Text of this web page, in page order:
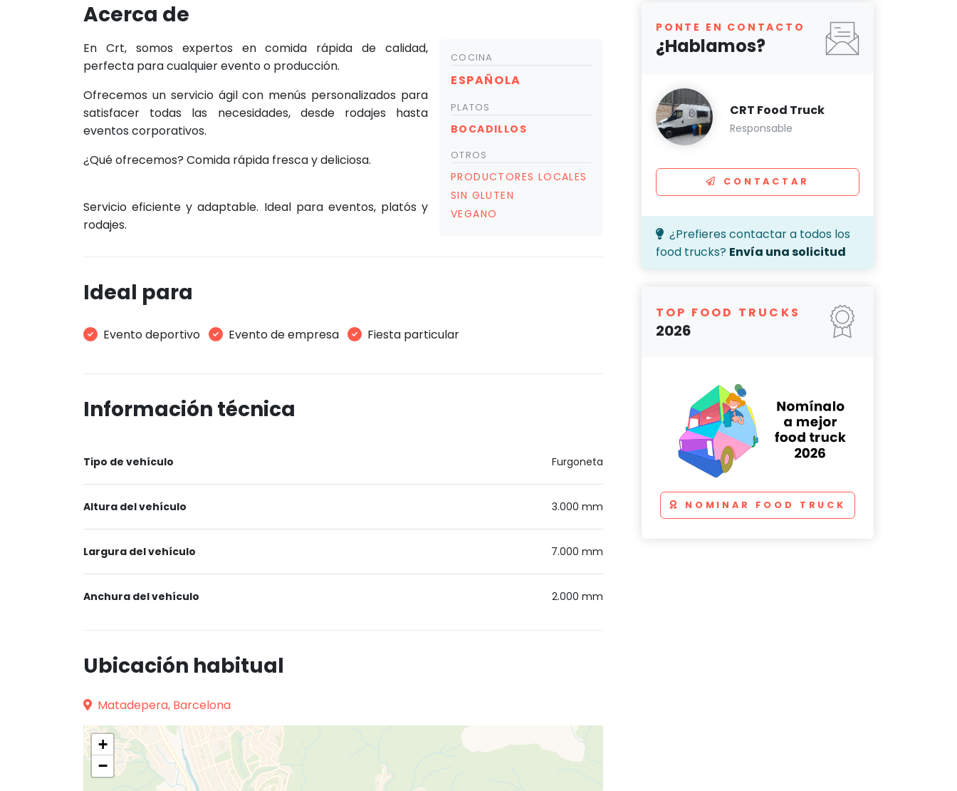
Acerca de
COCINA
ESPAÑOLA
PLATOS
BOCADILLOS
OTROS
PRODUCTORES LOCALES
SIN GLUTEN
VEGANO
En Crt, somos expertos en comida rápida de calidad,
perfecta para cualquier evento o producción.
Ofrecemos un servicio ágil con menús personalizados para
satisfacer todas las necesidades, desde rodajes hasta
eventos corporativos.
¿Qué ofrecemos? Comida rápida fresca y deliciosa.
Servicio eficiente y adaptable. Ideal para eventos, platós y
rodajes.
Ideal para
Evento deportivo Evento de empresa Fiesta particular
Información técnica
Tipo de vehículo Furgoneta
Altura del vehículo 3.000 mm
Largura del vehículo 7.000 mm
Anchura del vehículo 2.000 mm
Ubicación habitual
Matadepera, Barcelona
+
−
PONTE EN CONTACTO
¿Hablamos?
CRT Food Truck
Responsable
CONTACTAR
¿Prefieres contactar a todos los
food trucks? Envía una solicitud
TOP FOOD TRUCKS
2026
NOMINAR FOOD TRUCK